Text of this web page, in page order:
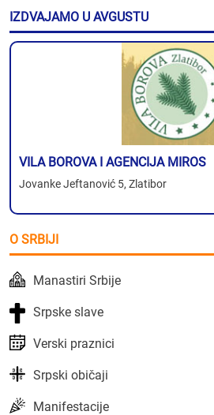
IZDVAJAMO U AVGUSTU
VILA BOROVA I AGENCIJA MIROS
Jovanke Jeftanović 5, Zlatibor
O SRBIJI
Manastiri Srbije
Srpske slave
Verski praznici
Srpski običaji
Manifestacije